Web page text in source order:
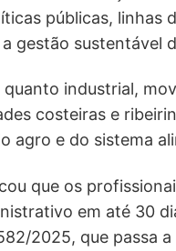
públicas, linhas
gestão sustentável
industrial,
costeiras e
agro e do sistema
que os
em até 30
2025, que passa